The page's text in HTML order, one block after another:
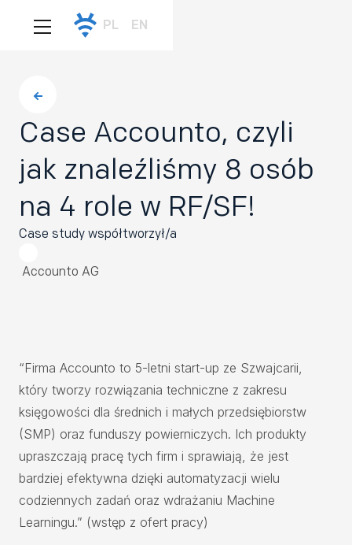
PL EN
Case Accounto, czyli
jak znaleźliśmy 8 osób
na 4 role w RF/SF!
Case study współtworzył/a
Accounto AG
“Firma Accounto to 5-letni start-up ze Szwajcarii,
który tworzy rozwiązania techniczne z zakresu
księgowości dla średnich i małych przedsiębiorstw
(SMP) oraz funduszy powierniczych. Ich produkty
upraszczają pracę tych firm i sprawiają, że jest
bardziej efektywna dzięki automatyzacji wielu
codziennych zadań oraz wdrażaniu Machine
Learningu.” (wstęp z ofert pracy)